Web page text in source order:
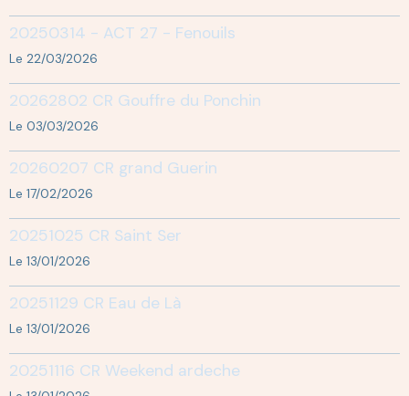
20250314 - ACT 27 - Fenouils
Le 22/03/2026
20262802 CR Gouffre du Ponchin
Le 03/03/2026
20260207 CR grand Guerin
Le 17/02/2026
20251025 CR Saint Ser
Le 13/01/2026
20251129 CR Eau de Là
Le 13/01/2026
20251116 CR Weekend ardeche